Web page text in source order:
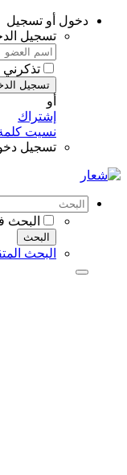
دخول أو تسجيل
تسجيل
تذكرني
تسجيل
أو
إشتراك
نسيت
تسجيل
البحث
البحث
البحث